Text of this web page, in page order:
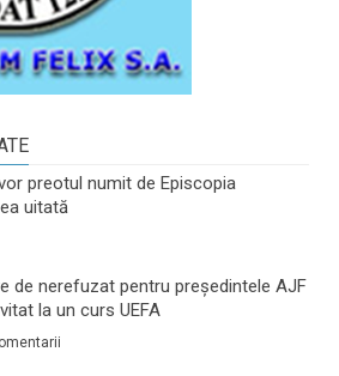
preotul numit de Episcopia
uitată
de nerefuzat pentru preşedintele AJF
la un curs UEFA